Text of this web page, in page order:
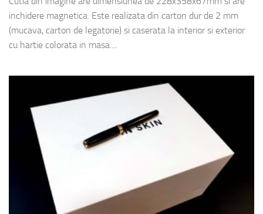
inchidere magnetica. Este realizata din carton dur de 2 mm
(mucava, carton de legatorie) si caserata la interior si exterior
cu hartie colorata in masa....